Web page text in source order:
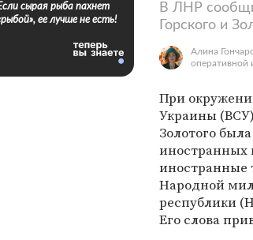
В ЛНР
Горского и
Алина
оперативной
При
Украины
Золотого
иностранных
иностранные
Народной
республики
Его слова
сырая рыба пахнет
ее лучше не есть!